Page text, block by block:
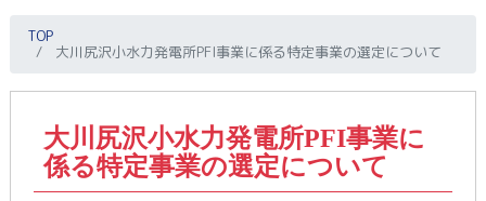
TOP
大川尻沢小水力発電所PFI事業に係る特定事業の選定について
大川尻沢小水力発電所PFI事業に
係る特定事業の選定について